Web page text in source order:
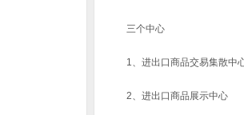
三个中心
1、进出口商品交易集散中
2、进出口商品展示中心